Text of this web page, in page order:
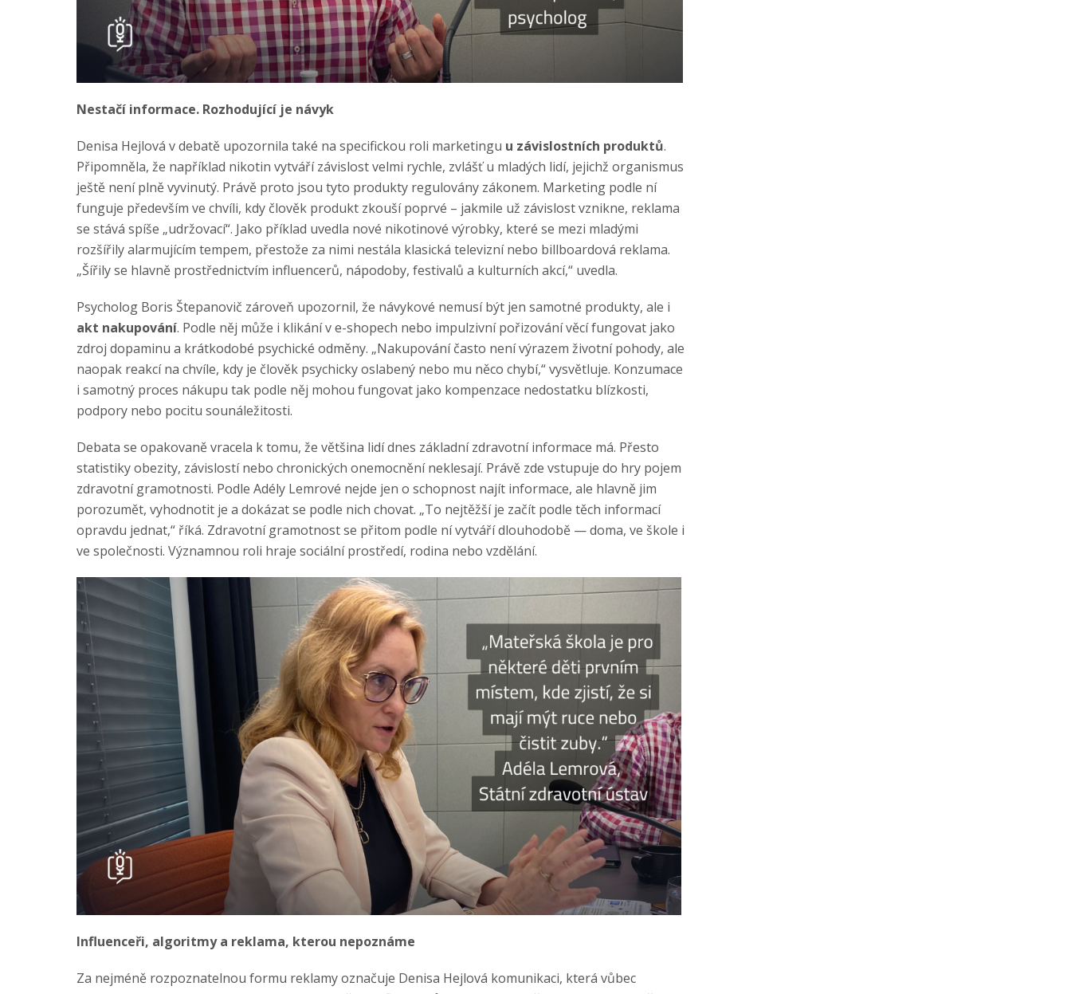
Nestačí informace. Rozhodující je návyk
Denisa Hejlová v debatě upozornila také na specifickou roli marketingu u závislostních produktů.
Připomněla, že například nikotin vytváří závislost velmi rychle, zvlášť u mladých lidí, jejichž organismus
ještě není plně vyvinutý. Právě proto jsou tyto produkty regulovány zákonem. Marketing podle ní
funguje především ve chvíli, kdy člověk produkt zkouší poprvé – jakmile už závislost vznikne, reklama
se stává spíše „udržovací“. Jako příklad uvedla nové nikotinové výrobky, které se mezi mladými
rozšířily alarmujícím tempem, přestože za nimi nestála klasická televizní nebo billboardová reklama.
„Šířily se hlavně prostřednictvím influencerů, nápodoby, festivalů a kulturních akcí,“ uvedla.
Psycholog Boris Štepanovič zároveň upozornil, že návykové nemusí být jen samotné produkty, ale i
akt nakupování. Podle něj může i klikání v e-shopech nebo impulzivní pořizování věcí fungovat jako
zdroj dopaminu a krátkodobé psychické odměny. „Nakupování často není výrazem životní pohody, ale
naopak reakcí na chvíle, kdy je člověk psychicky oslabený nebo mu něco chybí,“ vysvětluje. Konzumace
i samotný proces nákupu tak podle něj mohou fungovat jako kompenzace nedostatku blízkosti,
podpory nebo pocitu sounáležitosti.
Debata se opakovaně vracela k tomu, že většina lidí dnes základní zdravotní informace má. Přesto
statistiky obezity, závislostí nebo chronických onemocnění neklesají. Právě zde vstupuje do hry pojem
zdravotní gramotnosti. Podle Adély Lemrové nejde jen o schopnost najít informace, ale hlavně jim
porozumět, vyhodnotit je a dokázat se podle nich chovat. „To nejtěžší je začít podle těch informací
opravdu jednat,“ říká. Zdravotní gramotnost se přitom podle ní vytváří dlouhodobě — doma, ve škole i
ve společnosti. Významnou roli hraje sociální prostředí, rodina nebo vzdělání.
Influenceři, algoritmy a reklama, kterou nepoznáme
Za nejméně rozpoznatelnou formu reklamy označuje Denisa Hejlová komunikaci, která vůbec